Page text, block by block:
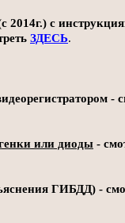
с
ЗДЕСЬ.
-
или диоды -
ГИБДД) -